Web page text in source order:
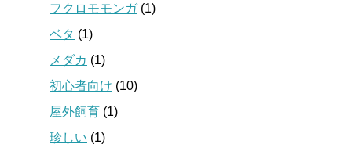
フクロモモンガ(1)
ベタ (1)
メダカ (1)
初心者向け (10)
屋外飼育 (1)
珍しい (1)